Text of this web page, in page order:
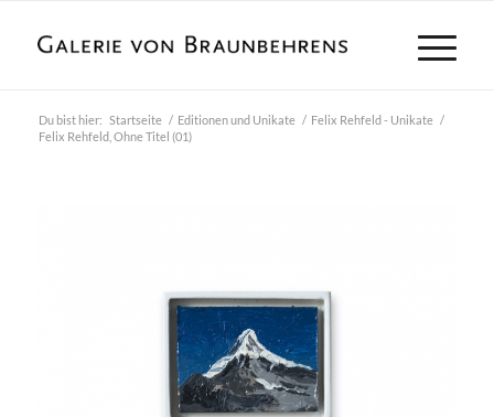
Du bist hier: Startseite / Editionen und Unikate / Felix Rehfeld - Unikate /
Felix Rehfeld, Ohne Titel (01)